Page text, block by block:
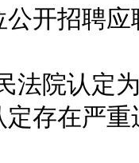
公开招聘
院认定为
定存在严